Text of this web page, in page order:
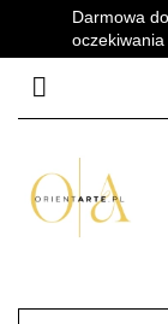
Darmowa